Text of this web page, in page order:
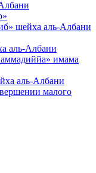
шейха аль-Албани
аль-Албани
имама
аль-Албани
малого